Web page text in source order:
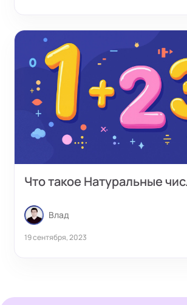
Что такое Натуральные
Влад
19 сентября, 2023